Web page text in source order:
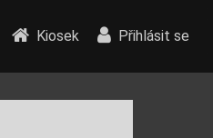
Kiosek Přihlásit se